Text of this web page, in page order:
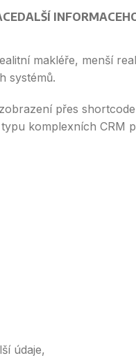
DALŠÍ INFORMACE
makléře, menší
systémů.
přes
komplexních CRM
údaje,